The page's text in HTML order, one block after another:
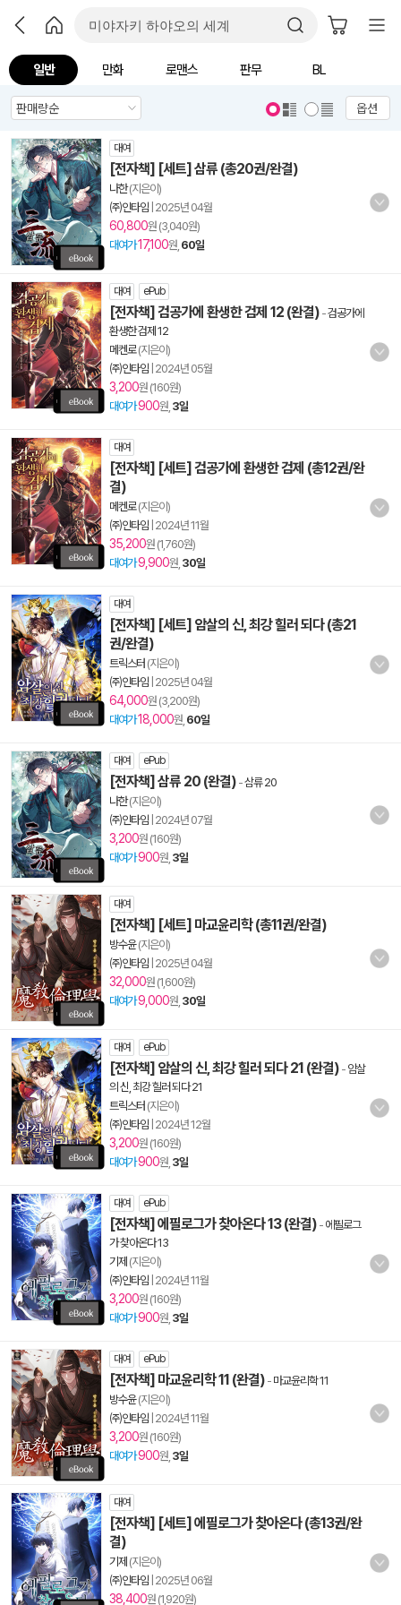
일반 만화 로맨스 판무 BL
옵션
대여
[전자책] [세트] 삼류 (총20권/완결)
나한(지은이)
㈜인타임 2025년 04월
60,800원 (3,040원)
대여가17,100원, 60일
대여 ePub
[전자책] 검공가에 환생한 검제 12 (완결) -검공가에
환생한 검제 12
메켄로(지은이)
㈜인타임 2024년 05월
3,200원 (160원)
대여가900원, 3일
대여
[전자책] [세트] 검공가에 환생한 검제 (총12권/완
결)
메켄로(지은이)
㈜인타임 2024년 11월
35,200원 (1,760원)
대여가9,900원, 30일
대여
[전자책] [세트] 암살의 신, 최강 힐러 되다 (총21
권/완결)
트릭스터 (지은이)
㈜인타임 2025년 04월
64,000원 (3,200원)
대여가18,000원, 60일
대여 ePub
[전자책] 삼류 20 (완결) -삼류 20
나한(지은이)
㈜인타임 2024년 07월
3,200원 (160원)
대여가900원, 3일
대여
[전자책] [세트] 마교윤리학 (총11권/완결)
방수윤(지은이)
㈜인타임 2025년 04월
32,000원 (1,600원)
대여가9,000원, 30일
대여 ePub
[전자책] 암살의 신, 최강 힐러 되다 21 (완결) - 암살
의 신, 최강 힐러 되다 21
트릭스터 (지은이)
㈜인타임 2024년 12월
3,200원 (160원)
대여가900원, 3일
대여 ePub
[전자책] 에필로그가 찾아온다 13 (완결) - 에필로그
가 찾아온다 13
기제 (지은이)
㈜인타임 2024년 11월
3,200원 (160원)
대여가900원, 3일
대여 ePub
[전자책] 마교윤리학 11 (완결) - 마교윤리학 11
방수윤(지은이)
㈜인타임 2024년 11월
3,200원 (160원)
대여가900원, 3일
대여
[전자책] [세트] 에필로그가 찾아온다 (총13권/완
결)
기제 (지은이)
㈜인타임 2025년 06월
38,400원 (1,920원)